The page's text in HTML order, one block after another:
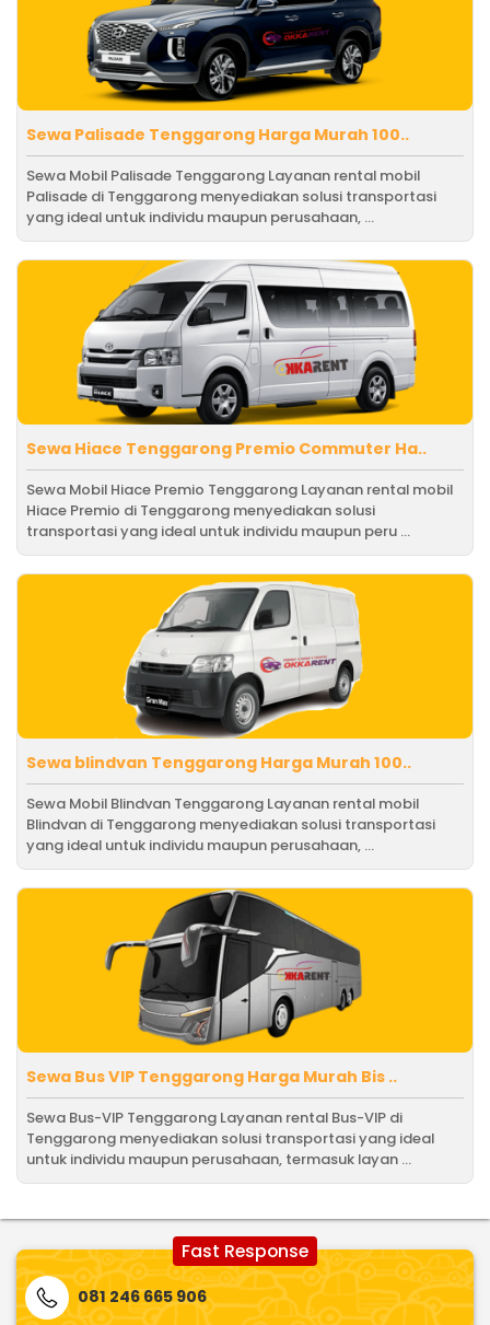
Sewa Palisade Tenggarong Harga Murah 100..
Sewa Mobil Palisade Tenggarong Layanan rental mobil
Palisade di Tenggarong menyediakan solusi transportasi
yang ideal untuk individu maupun perusahaan, ...
Sewa Hiace Tenggarong Premio Commuter Ha..
Sewa Mobil Hiace Premio Tenggarong Layanan rental mobil
Hiace Premio di Tenggarong menyediakan solusi
transportasi yang ideal untuk individu maupun peru ...
Sewa blindvan Tenggarong Harga Murah 100..
Sewa Mobil Blindvan Tenggarong Layanan rental mobil
Blindvan di Tenggarong menyediakan solusi transportasi
yang ideal untuk individu maupun perusahaan, ...
Sewa Bus VIP Tenggarong Harga Murah Bis ..
Sewa Bus-VIP Tenggarong Layanan rental Bus-VIP di
Tenggarong menyediakan solusi transportasi yang ideal
untuk individu maupun perusahaan, termasuk layan ...
Fast Response
081 246 665 906